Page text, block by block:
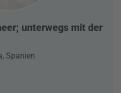
unterwegs mit der
Spanien